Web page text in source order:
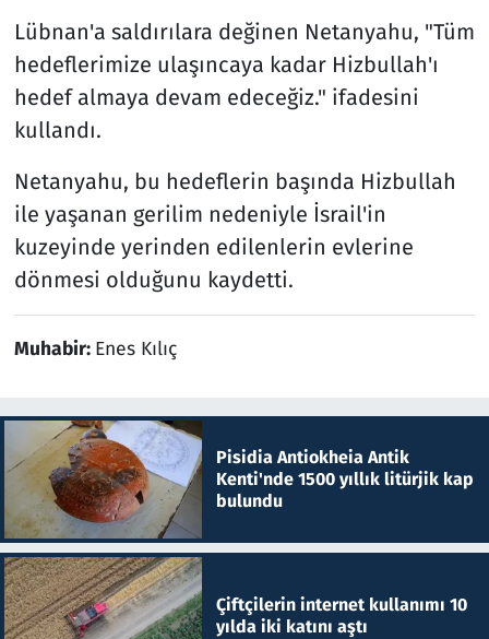
Lübnan'a saldırılara değinen Netanyahu, "Tüm
hedeflerimize ulaşıncaya kadar Hizbullah'ı
hedef almaya devam edeceğiz." ifadesini
kullandı.
Netanyahu, bu hedeflerin başında Hizbullah
ile yaşanan gerilim nedeniyle İsrail'in
kuzeyinde yerinden edilenlerin evlerine
dönmesi olduğunu kaydetti.
Muhabir: Enes Kılıç
Pisidia Antiokheia Antik
Kenti'nde 1500 yıllık litürjik kap
bulundu
Çiftçilerin internet kullanımı 10
yılda iki katını aştı